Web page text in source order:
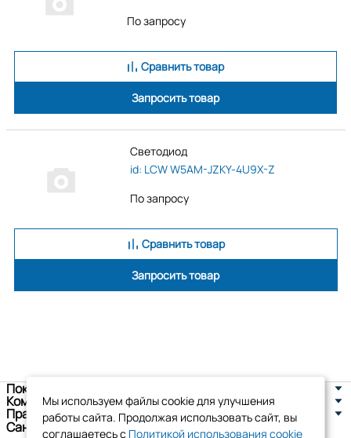
По запросу
Сравнить товар
Запросить товар
Светодиод
id: LCW W5AM-JZKY-4U9X-Z
По запросу
Сравнить товар
Запросить товар
Покупателям
Компания
Правовая информация
Санкт-Петербург, ул. Новоселов д. 8
Мы используем файлы cookie для улучшения
работы сайта. Продолжая использовать сайт, вы
соглашаетесь с Политикой использования cookie